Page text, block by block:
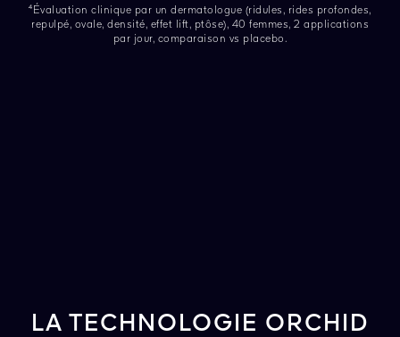
⁴Évaluation clinique par un dermatologue (ridules, rides profondes,
repulpé, ovale, densité, effet lift, ptôse), 40 femmes, 2 applications
par jour, comparaison vs placebo.
LA TECHNOLOGIE ORCHID